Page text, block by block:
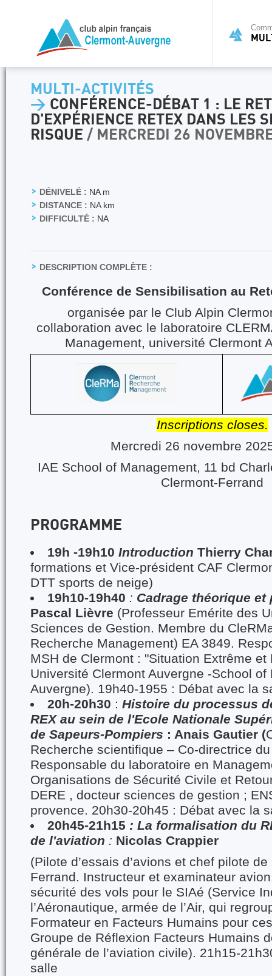
MULTI-ACTIVITÉS
> CONFÉRENCE-DÉBAT 1 : LE
D'EXPÉRIENCE RETEX DANS LES
RISQUE / MERCREDI 26
DÉNIVELÉ : NA m
DISTANCE : NA km
DIFFICULTÉ : NA
DESCRIPTION COMPLÈTE :
Conférence de Sensibilisation au
organisée par le Club Alpin
collaboration avec le laboratoire
Management, université Clermont
Inscriptions closes.
Mercredi 26 novembre
IAE School of Management, 11 bd
Clermont-Ferrand
PROGRAMME
19h -19h10IntroductionThierry
formations et Vice-président CAF
DTT sports de neige)
19h10-19h40 : Cadrage théorique
Pascal Lièvre (Professeur Emérite des
Sciences de Gestion. Membre du
Recherche Management) EA 3849.
MSH de Clermont : "Situation Extrême et
Université Clermont Auvergne -School of
Auvergne). 19h40-1955 : Débat avec la
20h-20h30 :Histoire du processus
REX au sein de l'Ecole Nationale
de Sapeurs-Pompiers : Anais Gautier (
Recherche scientifique – Co-directrice
Responsable du laboratoire en
Organisations de Sécurité Civile et
DERE , docteur sciences de gestion ;
provence. 20h30-20h45 : Débat avec la
20h45-21h15 : La formalisation du
de l'aviation : Nicolas Crappier
(Pilote d’essais d’avions et chef pilote de
Ferrand. Instructeur et examinateur
sécurité des vols pour le SIAé (Service
l’Aéronautique, armée de l’Air, qui
Formateur en Facteurs Humains pour
Groupe de Réflexion Facteurs Humains
générale de l’aviation civile). 21h15-
salle